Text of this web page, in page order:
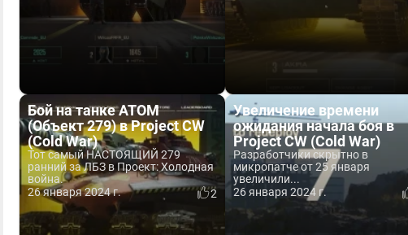
Бой на танке АТОМ
(Объект 279) в Project CW
(Cold War)
Тот самый НАСТОЯЩИЙ 279
ранний за ЛБЗ в Проект: Холодная
война.
26 января 2024 г.
2
Увеличение времени
ожидания начала боя в
Project CW (Cold War)
Разработчики скрытно в
микропатче от 25 января
увеличили...
26 января 2024 г.